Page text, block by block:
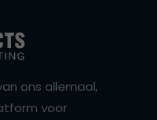
ons allemaal,
voor